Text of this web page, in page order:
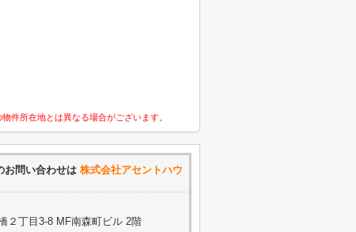
件所在地とは異なる場合がございます。
お問い合わせは 株式会社アセントハウ
２丁目3-8 MF南森町ビル 2階